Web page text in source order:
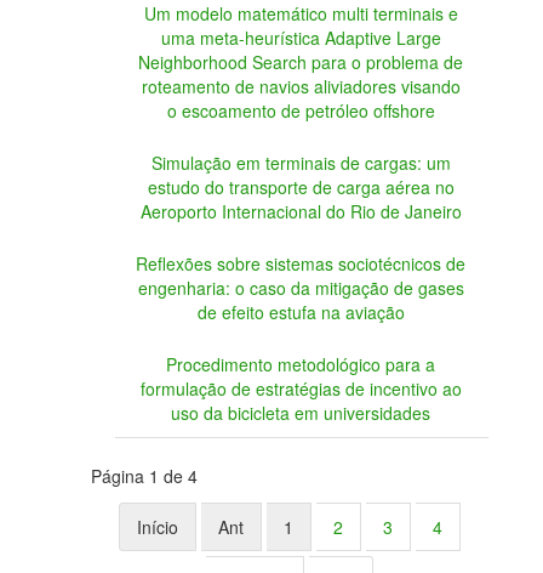
Um modelo matemático multi terminais e
uma meta-heurística Adaptive Large
Neighborhood Search para o problema de
roteamento de navios aliviadores visando
o escoamento de petróleo offshore
Simulação em terminais de cargas: um
estudo do transporte de carga aérea no
Aeroporto Internacional do Rio de Janeiro
Reflexões sobre sistemas sociotécnicos de
engenharia: o caso da mitigação de gases
de efeito estufa na aviação
Procedimento metodológico para a
formulação de estratégias de incentivo ao
uso da bicicleta em universidades
Página 1 de 4
Início Ant 1 2 3 4